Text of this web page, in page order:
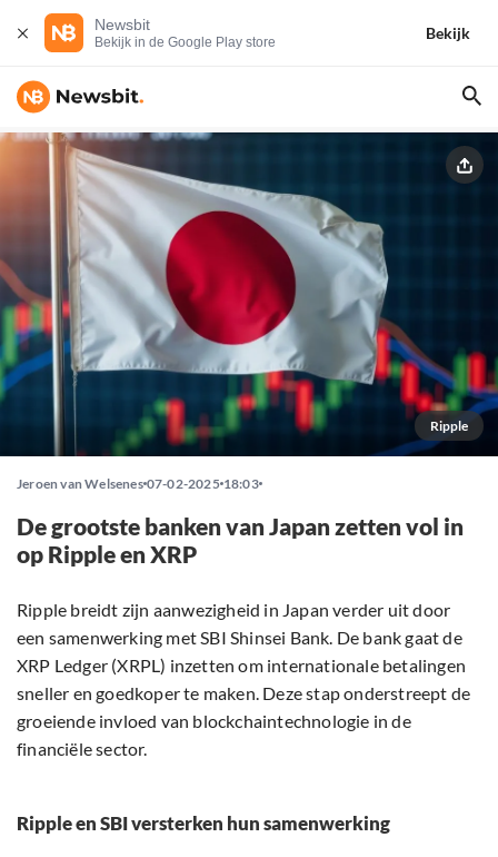
Newsbit
Bekijk in de Google Play store
Bekijk
Ripple
Jeroen van Welsenes 07-02-2025 18:03
De grootste banken van Japan zetten vol in
op Ripple en XRP
Ripple breidt zijn aanwezigheid in Japan verder uit door
een samenwerking met SBI Shinsei Bank. De bank gaat de
XRP Ledger (XRPL) inzetten om internationale betalingen
sneller en goedkoper te maken. Deze stap onderstreept de
groeiende invloed van blockchaintechnologie in de
financiële sector.
Ripple en SBI versterken hun samenwerking